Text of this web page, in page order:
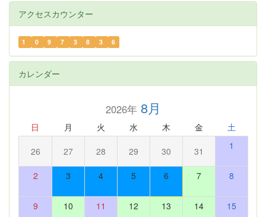
アクセスカウンター
1 0 9 7 3 8 3 6
カレンダー
2026年8月
日 月 火 水 木 金 土
26 27 28 29 30 31 1
2 3 4 5 6 7 8
9 10 11 12 13 14 15